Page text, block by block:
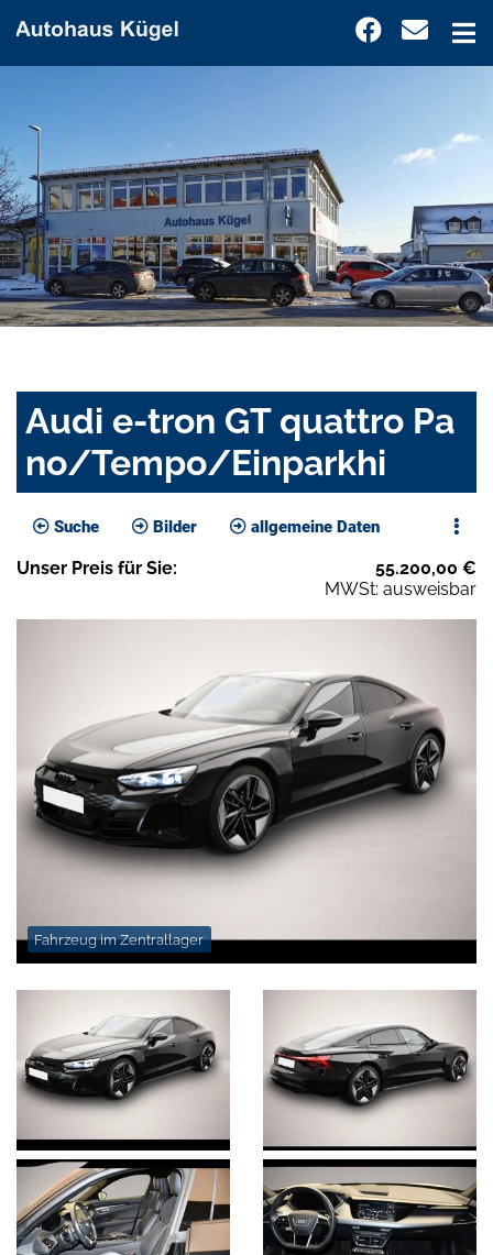
Audi e-tron GT quattro Pa
no/Tempo/Einparkhi
Suche Bilder allgemeine Daten
Unser Preis für Sie: 55.200,00 €
MWSt: ausweisbar
Fahrzeug im Zentrallager